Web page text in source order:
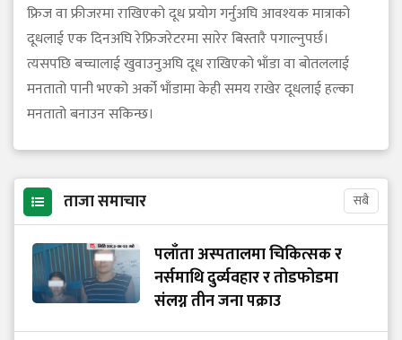
फ्रिज वा फ्रीजरमा राखिएको दूध प्रयोग गर्नुअघि आवश्यक मात्राको
दूधलाई एक दिनअघि रेफ्रिजरेटरमा सारेर बिस्तारै पगाल्नुपर्छ।
त्यसपछि बच्चालाई खुवाउनुअघि दूध राखिएको भाँडा वा बोतललाई
मनतातो पानी भएको अर्को भाँडामा केही समय राखेर दूधलाई हल्का
मनतातो बनाउन सकिन्छ।
ताजा समाचार सबै
पलाँता अस्पतालमा चिकित्सक र
नर्समाथि दुर्व्यवहार र तोडफोडमा
संलग्न तीन जना पक्राउ